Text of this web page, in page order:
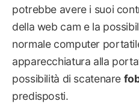
potrebbe avere i suoi
della web cam e la
normale computer
apparecchiatura alla
possibilità di scatenare
predisposti.